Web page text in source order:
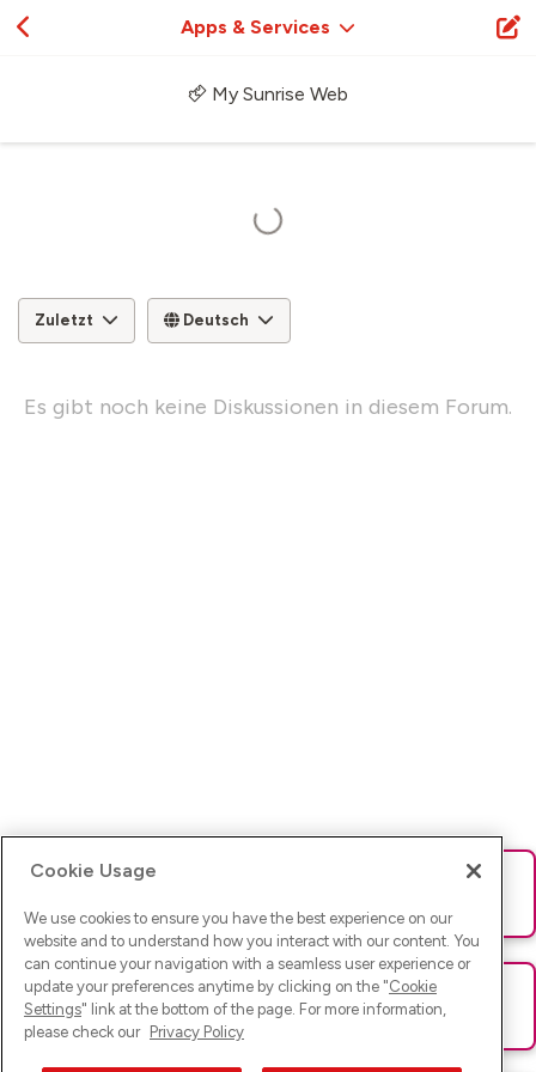
My Sunrise Web
Apps & Services
Zuletzt Deutsch
Es gibt noch keine Diskussionen in diesem Forum.
Ups! Da ist was schief gelaufen. Bitte lade die Seite neu oder
Ups! Da ist was schief gelaufen. Bitte lade die Seite neu oder
versuche es erneut.
Cookie Usage
We use cookies to ensure you have the best experience on our
website and to understand how you interact with our content. You
can continue your navigation with a seamless user experience or
update your preferences anytime by clicking on the "Cookie
Settings" link at the bottom of the page. For more information,
please check our Privacy Policy